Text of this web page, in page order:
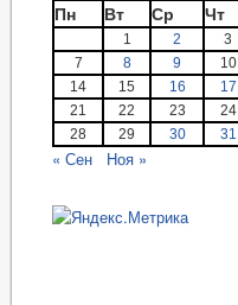
Пн
Вт Ср Чт
1 2 3
7
8 9 10
14
15 16 17
21
22 23 24
28
29 30 31
« Сен Ноя »